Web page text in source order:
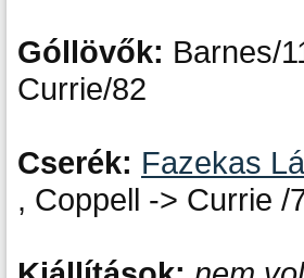
Góllövők: Barnes/
Currie/82
Cserék: Fazekas
, Coppell -> Currie /